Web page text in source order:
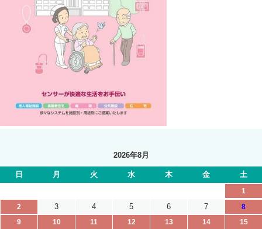
2026年8月
日 月 火 水 木 金 土
1
2
3 4 5 6 7
8
9
10 11 12 13 14 15